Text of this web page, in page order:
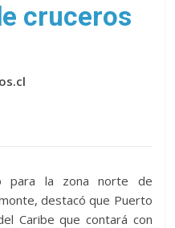
cruceros
para la zona norte de
destacó que Puerto
Caribe que contará con